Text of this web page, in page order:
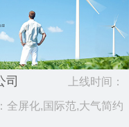
司 上线时间：
2019.03
全屏化,国际范,大气简约